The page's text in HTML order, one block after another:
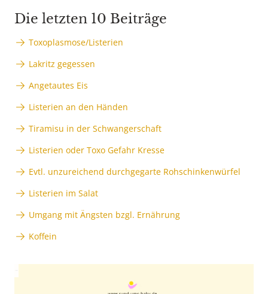
Die letzten 10 Beiträge
Toxoplasmose/Listerien
Lakritz gegessen
Angetautes Eis
Listerien an den Händen
Tiramisu in der Schwangerschaft
Listerien oder Toxo Gefahr Kresse
Evtl. unzureichend durchgegarte Rohschinkenwürfel
Listerien im Salat
Umgang mit Ängsten bzgl. Ernährung
Koffein